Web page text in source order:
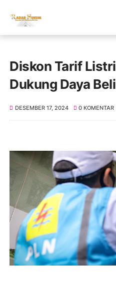
Diskon Tarif
Dukung Daya
DESEMBER 17, 2024 0 KOMENTAR